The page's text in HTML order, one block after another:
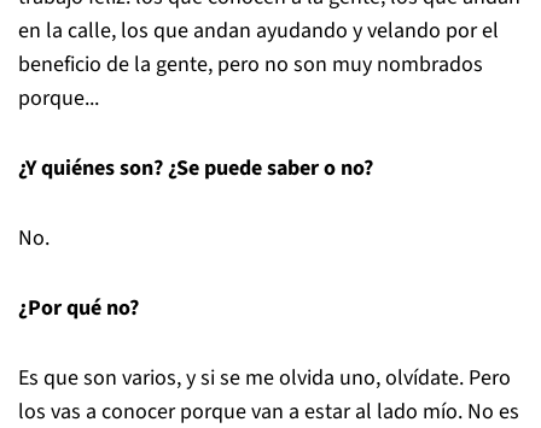
en la calle, los que andan ayudando y velando por el
beneficio de la gente, pero no son muy nombrados
porque...
¿Y quiénes son? ¿Se puede saber o no?
No.
¿Por qué no?
Es que son varios, y si se me olvida uno, olvídate. Pero
los vas a conocer porque van a estar al lado mío. No es